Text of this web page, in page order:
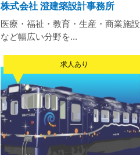
株式会社 澄建築設計事務所
医療・福祉・教育・生産・商業施設
など幅広い分野を...
求人あり